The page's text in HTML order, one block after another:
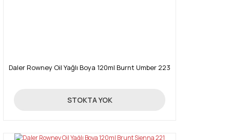
Daler Rowney Oil Yağlı Boya 120ml Burnt Umber 223
16,03 TL
STOKTA YOK